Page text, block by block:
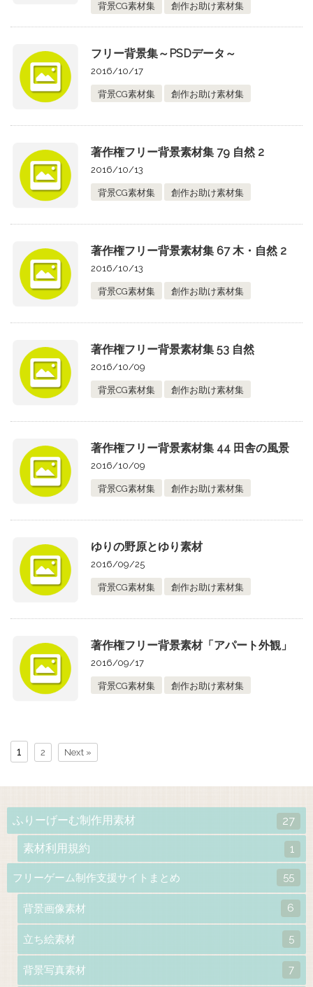
背景CG素材集 創作お助け素材集
フリー背景集～PSDデータ～
2016/10/17
背景CG素材集 創作お助け素材集
著作権フリー背景素材集 79 自然 2
2016/10/13
背景CG素材集 創作お助け素材集
著作権フリー背景素材集 67 木・自然 2
2016/10/13
背景CG素材集 創作お助け素材集
著作権フリー背景素材集 53 自然
2016/10/09
背景CG素材集 創作お助け素材集
著作権フリー背景素材集 44 田舎の風景
2016/10/09
背景CG素材集 創作お助け素材集
ゆりの野原とゆり素材
2016/09/25
背景CG素材集 創作お助け素材集
著作権フリー背景素材「アパート外観」
2016/09/17
背景CG素材集 創作お助け素材集
1 2 Next »
ふりーげーむ制作用素材 27
素材利用規約 1
フリーゲーム制作支援サイトまとめ 55
背景画像素材 6
立ち絵素材 5
背景写真素材 7